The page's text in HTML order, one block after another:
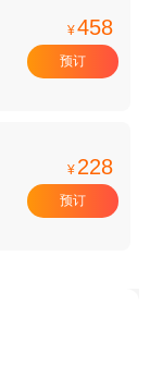
¥458
预订
¥ 228
预订